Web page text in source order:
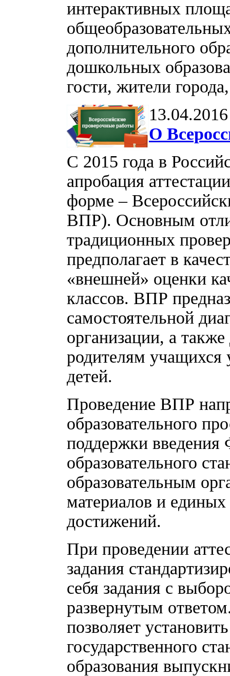
интерактивных
дополнительного
дошкольных
гости, жители
13.04.2016
О
С 2015 года в
апробация
форме –
ВПР). Основным
традиционных
предполагает в
«внешней» оценки
классов. ВПР
самостоятельной
организации, а
родителям учащихся
детей.
Проведение ВПР
образовательного
поддержки введения
образовательного
образовательным
материалов и
достижений.
При проведении
задания
себя задания с
развернутым
позволяет
государственного
образования